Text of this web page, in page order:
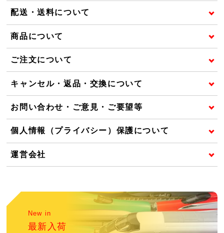
配送・送料について
商品について
ご注文について
キャンセル・返品・交換について
お問い合わせ・ご意見・ご要望等
個人情報（プライバシー）保護について
運営会社
New in
最新入荷